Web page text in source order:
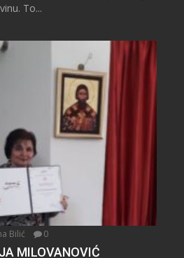
To...
Bilić 0
MILOVANOVIĆ